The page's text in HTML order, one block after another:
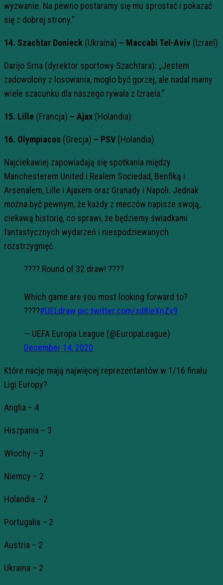
wyzwanie. Na pewno postaramy się mu sprostać i pokazać
się z dobrej strony.”
14. Szachtar Donieck (Ukraina) – Maccabi Tel-Aviv (Izrael)
Darijo Srna (dyrektor sportowy Szachtara): „Jestem
zadowolony z losowania, mogło być gorzej, ale nadal mamy
wiele szacunku dla naszego rywala z Izraela.”
15. Lille (Francja) – Ajax (Holandia)
16. Olympiacos (Grecja) – PSV (Holandia)
Najciekawiej zapowiadają się spotkania między
Manchesterem United i Realem Sociedad, Benfiką i
Arsenalem, Lille i Ajaxem oraz Granady i Napoli. Jednak
można być pewnym, że każdy z meczów napisze swoją,
ciekawą historię, co sprawi, że będziemy świadkami
fantastycznych wydarzeń i niespodziewanych
rozstrzygnięć.
???? Round of 32 draw! ????
Which game are you most looking forward to?
????#UELdraw pic.twitter.com/xd8ieXnZv9
— UEFA Europa League (@EuropaLeague)
December 14, 2020
Które nacje mają najwięcej reprezentantów w 1/16 finału
Ligi Europy?
Anglia – 4
Hiszpania – 3
Włochy – 3
Niemcy – 2
Holandia – 2
Portugalia – 2
Austria – 2
Ukraina – 2